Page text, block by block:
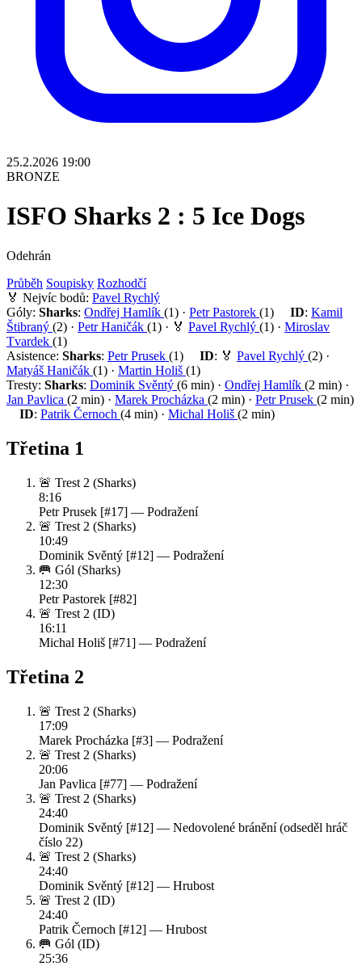
25.2.2026 19:00
BRONZE
ISFO Sharks 2 : 5 Ice Dogs
Odehrán
Průběh Soupisky Rozhodčí
🏅 Nejvíc bodů: Pavel Rychlý
Góly: Sharks: Ondřej Hamlík (1) · Petr Pastorek (1) ID: Kamil
Štibraný (2) · Petr Haničák (1) · 🏅 Pavel Rychlý (1) · Miroslav
Tvardek (1)
Asistence: Sharks: Petr Prusek (1) ID: 🏅 Pavel Rychlý (2) ·
Matyáš Haničák (1) · Martin Holiš (1)
Tresty: Sharks: Dominik Svěntý (6 min) · Ondřej Hamlík (2 min) ·
Jan Pavlica (2 min) · Marek Procházka (2 min) · Petr Prusek (2 min)
ID: Patrik Černoch (4 min) · Michal Holiš (2 min)
Třetina 1
🚨 Trest 2 (Sharks)
8:16
Petr Prusek [#17] — Podražení
🚨 Trest 2 (Sharks)
10:49
Dominik Svěntý [#12] — Podražení
🥅 Gól (Sharks)
12:30
Petr Pastorek [#82]
🚨 Trest 2 (ID)
16:11
Michal Holiš [#71] — Podražení
Třetina 2
🚨 Trest 2 (Sharks)
17:09
Marek Procházka [#3] — Podražení
🚨 Trest 2 (Sharks)
20:06
Jan Pavlica [#77] — Podražení
🚨 Trest 2 (Sharks)
24:40
Dominik Svěntý [#12] — Nedovolené bránění (odseděl hráč
číslo 22)
🚨 Trest 2 (Sharks)
24:40
Dominik Svěntý [#12] — Hrubost
🚨 Trest 2 (ID)
24:40
Patrik Černoch [#12] — Hrubost
🥅 Gól (ID)
25:36